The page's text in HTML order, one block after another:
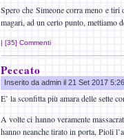
Spero che Simeone corra meno e
magari, ad un certo punto, mettiamo
| [35] Commenti
Peccato
Inserito da admin il 21 Set 2017
E’ la sconfitta più amara delle sette
A volte ci hanno veramente
hanno neanche tirato in porta, Pioli